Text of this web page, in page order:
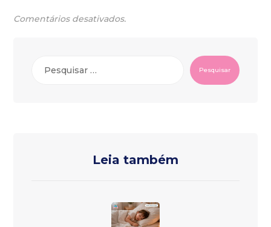
Comentários desativados.
Pesquisar
Leia também